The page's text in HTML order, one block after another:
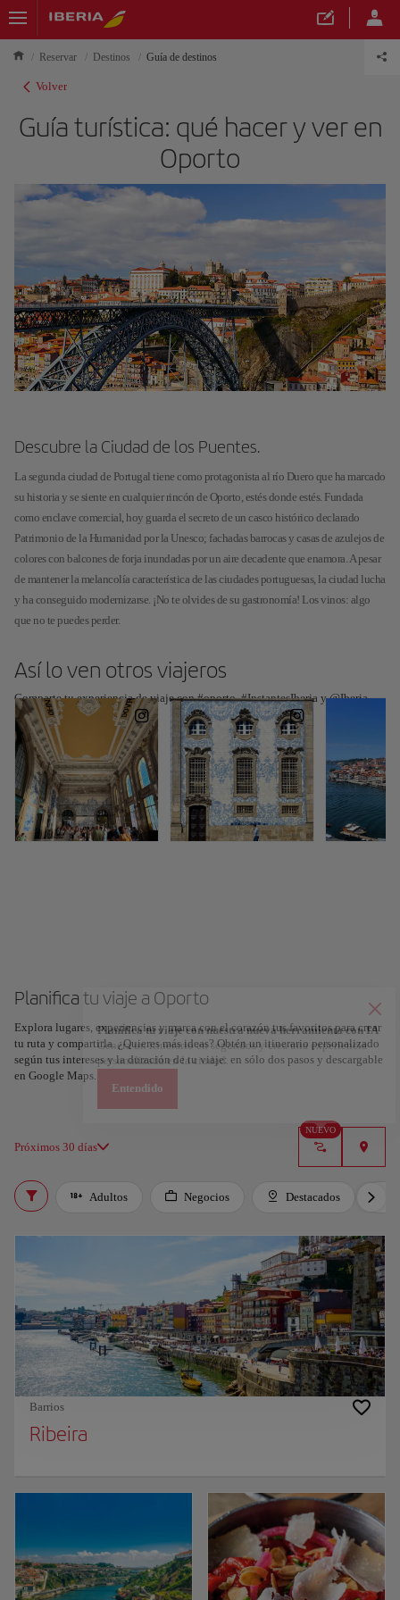
Reservar Destinos Guía de destinos
Volver
Guía turística: qué hacer y ver en
Oporto
Descubre la Ciudad de los Puentes.
La segunda ciudad de Portugal tiene como protagonista al río Duero que ha marcado
su historia y se siente en cualquier rincón de Oporto, estés donde estés. Fundada
como enclave comercial, hoy guarda el secreto de un casco histórico declarado
Patrimonio de la Humanidad por la Unesco; fachadas barrocas y casas de azulejos de
colores con balcones de forja inundadas por un aire decadente que enamora. A pesar
de mantener la melancolía característica de las ciudades portuguesas, la ciudad lucha
y ha conseguido modernizarse. ¡No te olvides de su gastronomía! Los vinos: algo
que no te puedes perder.
Así lo ven otros viajeros
Comparte tu experiencia de viaje con #oporto, #InstantesIberia y @Iberia
Planifica tu viaje a Oporto
Explora lugares, experiencias y marca con el corazón tus favoritos para crear
tu ruta y compartirla. ¿Quieres más ideas? Obtén un itinerario personalizado
según tus intereses y la duración de tu viaje: en sólo dos pasos y descargable
en Google Maps.
Próximos 30 días
NUEVO
Planifica tu viaje con nuestra nueva herramienta con IA
Genera un itinerario en segundos y crea una experiencia
personalizada en la ciudad.
Entendido
Adultos Negocios Destacados
Barrios
Ribeira